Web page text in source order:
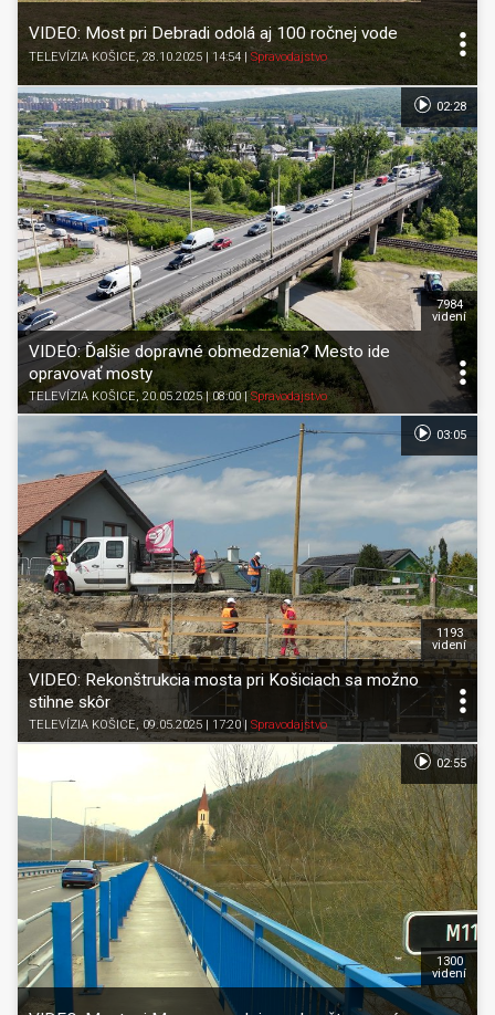
VIDEO: Most pri Debradi odolá aj 100 ročnej vode
TELEVÍZIA KOŠICE, 28.10.2025 | 14:54 Spravodajstvo
VIDEO: Ďalšie dopravné obmedzenia? Mesto ide
opravovať mosty
TELEVÍZIA KOŠICE, 20.05.2025 | 08:00|Spravodajstvo
7984
videní
02:28
VIDEO: Rekonštrukcia mosta pri Košiciach sa možno
stihne skôr
TELEVÍZIA KOŠICE, 09.05.2025 | 17:20| Spravodajstvo
1193
videní
03:05
1300
videní
02:55